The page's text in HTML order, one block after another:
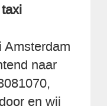
Amsterdam
naar
en wij